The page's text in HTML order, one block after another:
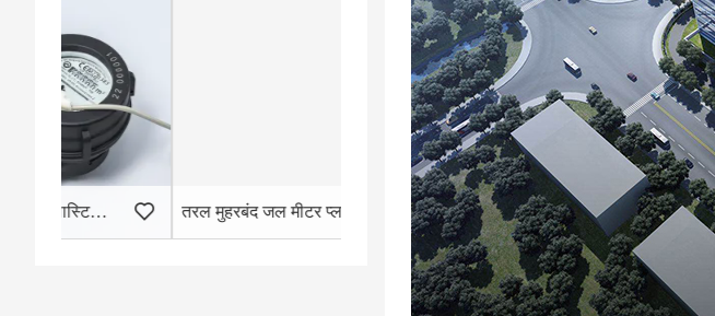
तरल मुहरबंद जल मीटर प्लास्टिक बॉडी प्लास्टिक रोटरी पिस्टन जल मीटर